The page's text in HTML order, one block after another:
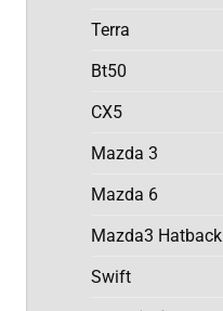
Terra
Bt50
CX5
Mazda 3
Mazda 6
Mazda3 Hatback
Swift